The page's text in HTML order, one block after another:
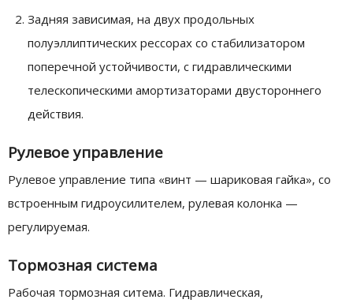
Задняя зависимая, на двух продольных
полуэллиптических рессорах со стабилизатором
поперечной устойчивости, с гидравлическими
телескопическими амортизаторами двустороннего
действия.
Рулевое управление
Рулевое управление типа «винт — шариковая гайка», со
встроенным гидроусилителем, рулевая колонка —
регулируемая.
Тормозная система
Рабочая тормозная ситема. Гидравлическая,